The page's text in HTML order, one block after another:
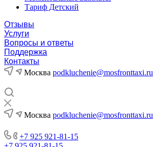
Тариф Детский
Отзывы
Услуги
Вопросы и ответы
Поддержка
Контакты
Москва podkluchenie@mosfronttaxi.ru
Москва podkluchenie@mosfronttaxi.ru
+7 925 921-81-15